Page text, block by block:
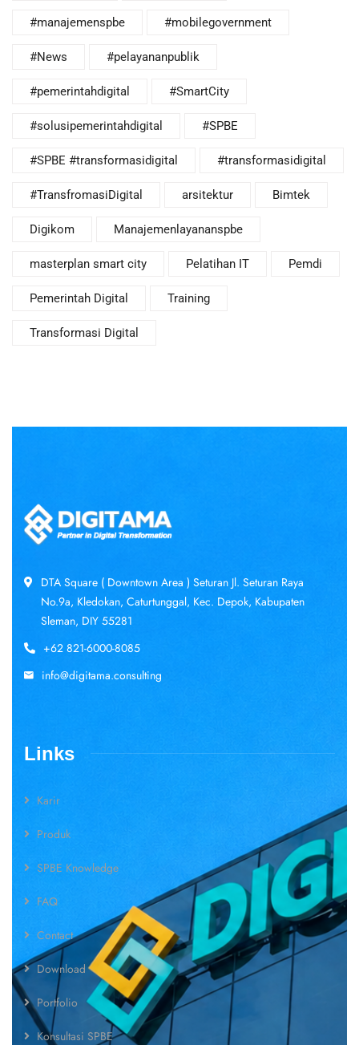
#manajemenspbe #mobilegovernment
#News #pelayananpublik
#pemerintahdigital #SmartCity
#solusipemerintahdigital #SPBE
#SPBE #transformasidigital #transformasidigital
#TransfromasiDigital arsitektur Bimtek
Digikom Manajemenlayananspbe
masterplan smart city Pelatihan IT Pemdi
Pemerintah Digital Training
Transformasi Digital
DTA Square ( Downtown Area ) Seturan Jl. Seturan Raya
No.9a, Kledokan, Caturtunggal, Kec. Depok, Kabupaten
Sleman, DIY 55281
+62 821-6000-8085
info@digitama.consulting
Links
Karir
Produk
SPBE Knowledge
FAQ
Contact
Download
Portfolio
Konsultasi SPBE